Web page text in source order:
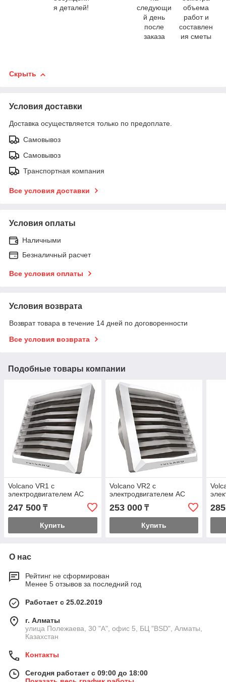
я деталей!
следующи
й день
после
заказа
объема
работ и
составлен
ия сметы
Скрыть
Условия доставки
Доставка осуществляется только по предоплате.
Самовывоз
Самовывоз
Транспортная компания
Все условия доставки
Условия оплаты
Наличными
Безналичный расчет
Все условия оплаты
Условия возврата
Возврат товара в течение 14 дней по договоренности
Все условия возврата
Подобные товары компании
Volcano VR1 с
электродвигателем AC
247 500 ₸
Купить
Volcano VR2 с
электродвигателем AC
253 000₸
Купить
О нас
Рейтинг не сформирован
Менее 5 отзывов за последний год
Работает с 25.02.2019
г. Алматы
улица Полежаева, 30 "А", офис 5, БЦ "BSD", Алматы,
Казахстан
Контакты
Сегодня работает с 09:00 до 18:00